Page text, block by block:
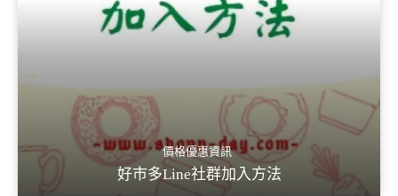
價格優惠資訊
好市多Line社群加入方法